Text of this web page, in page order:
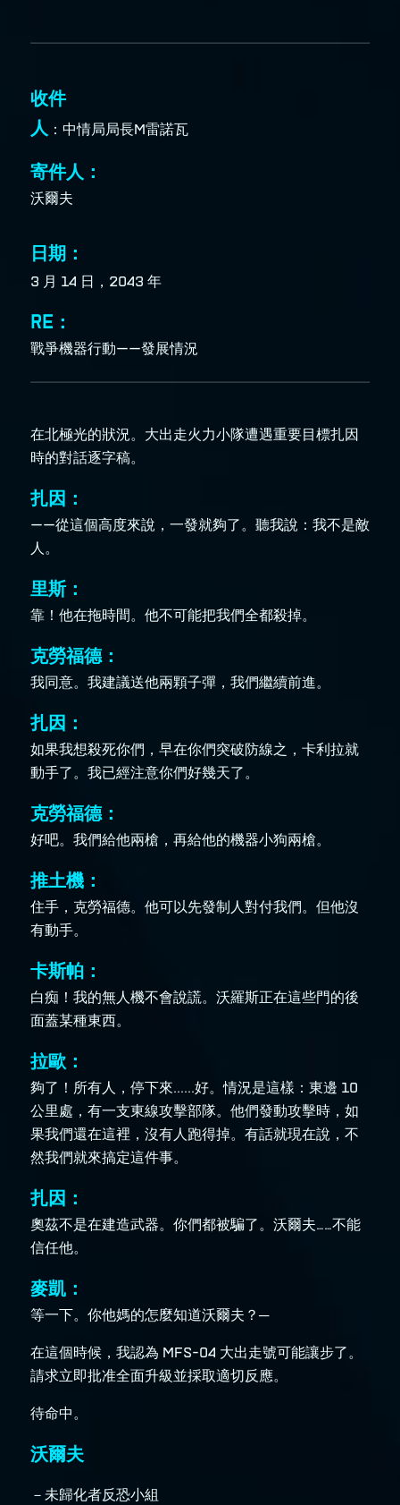
收件
人 ：中情局局長M雷諾瓦
寄件人：
沃爾夫
日期：
3 月 14 日 ，2043 年
RE：
戰爭機器行動——發展情況
在北極光的狀況。大出走火力小隊遭遇重要目標扎因
時的對話逐字稿。
扎因：
——從這個高度來說，一發就夠了。聽我說：我不是敵
人。
里斯：
靠！他在拖時間。他不可能把我們全都殺掉。
克勞福德：
我同意。我建議送他兩顆子彈，我們繼續前進。
扎因：
如果我想殺死你們，早在你們突破防線之，卡利拉就
動手了。我已經注意你們好幾天了。
克勞福德：
好吧。我們給他兩槍，再給他的機器小狗兩槍。
推土機：
住手，克勞福德。他可以先發制人對付我們。但他沒
有動手。
卡斯帕：
白痴！我的無人機不會說謊。沃羅斯正在這些門的後
面蓋某種東西。
拉歐：
夠了！所有人，停下來......好。情況是這樣：東邊 10
公里處，有一支東線攻擊部隊。他們發動攻擊時，如
果我們還在這裡，沒有人跑得掉。有話就現在說，不
然我們就來搞定這件事。
扎因：
奧茲不是在建造武器。你們都被騙了。沃爾夫……不能
信任他。
麥凱：
等一下。你他媽的怎麼知道沃爾夫？─
在這個時候，我認為 MFS-04 大出走號可能讓步了。
請求立即批准全面升級並採取適切反應。
待命中。
沃爾夫
－未歸化者反恐小組